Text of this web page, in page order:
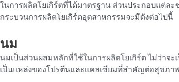
ในการผลิตโยเกิร์ตที่ได้มาตรฐาน ส่วนประกอบแต่
กระบวนการผลิตโยเกิร์ตอุตสาหกรรมจะมีดังต่อไปนี้
นม
นมเป็นส่วนผสมหลักที่ใช้ในการผลิตโยเกิร์ต ไม่ว่า
เป็นแหล่งของโปรตีนและแคลเซียมที่สำคัญต่อสุขภาพ